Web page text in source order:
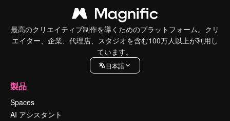
最高のクリエイティブ制作を導くためのプラットフォーム。クリ
エイター、企業、代理店、スタジオを含む100万人以上が利用し
ています。
日本語
製品
Spaces
AI アシスタント